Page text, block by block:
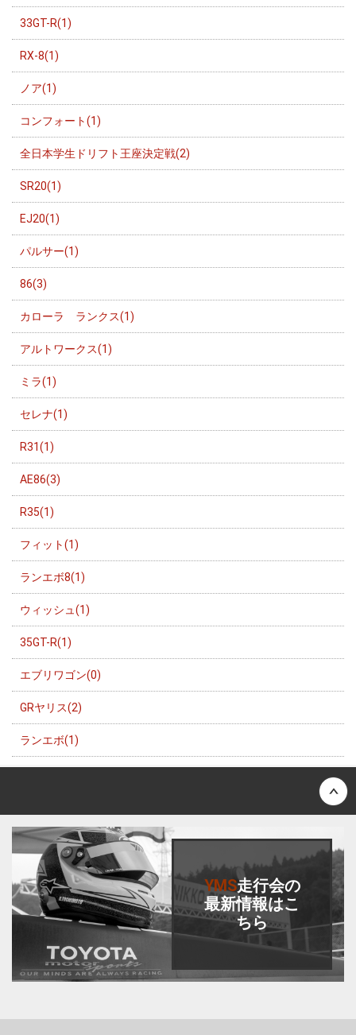
33GT-R(1)
RX-8(1)
ノア(1)
コンフォート(1)
全日本学生ドリフト王座決定戦(2)
SR20(1)
EJ20(1)
パルサー(1)
86(3)
カローラ ランクス(1)
アルトワークス(1)
ミラ(1)
セレナ(1)
R31(1)
AE86(3)
R35(1)
フィット(1)
ランエボ8(1)
ウィッシュ(1)
35GT-R(1)
エブリワゴン(0)
GRヤリス(2)
ランエボ(1)
YMS走行会の
最新情報はこ
ちら